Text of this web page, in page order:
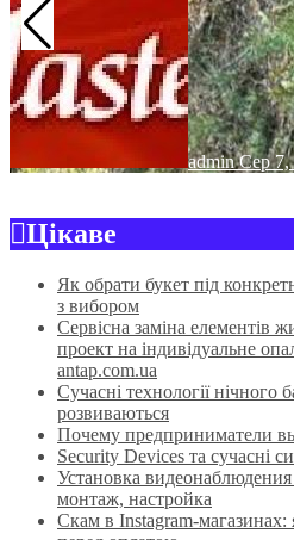
adminСер 7,
Цікаве
Як обрати букет під
з вибором
Сервісна заміна елементів
проект на індивідуальне
antap.com.ua
Сучасні технології нічного
розвиваються
Почему предприниматели
Security Devices та сучасні
Установка
монтаж, настройка
Скам в Instagram-магазинах: